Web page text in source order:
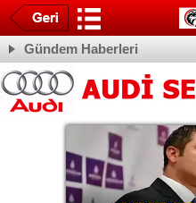
Gündem Haberleri